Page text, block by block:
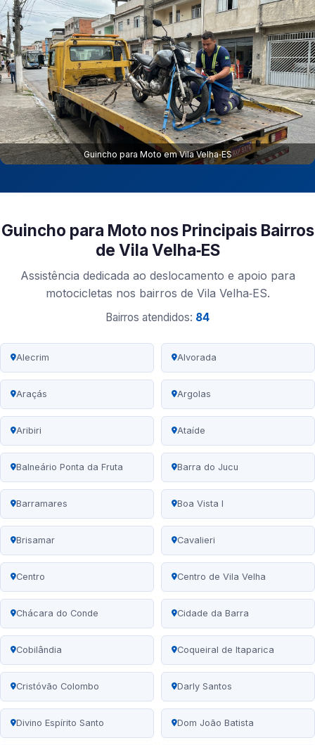
Guincho para Moto em Vila Velha‑ES
Guincho para Moto nos Principais Bairros
de Vila Velha‑ES
Assistência dedicada ao deslocamento e apoio para
motocicletas nos bairros de Vila Velha‑ES.
Bairros atendidos: 84
Alecrim Alvorada
Araçás Argolas
Aribiri Ataíde
Balneário Ponta da Fruta Barra do Jucu
Barramares Boa Vista I
Brisamar Cavalieri
Centro Centro de Vila Velha
Chácara do Conde Cidade da Barra
Cobilândia Coqueiral de Itaparica
Cristóvão Colombo Darly Santos
Divino Espírito Santo Dom João Batista